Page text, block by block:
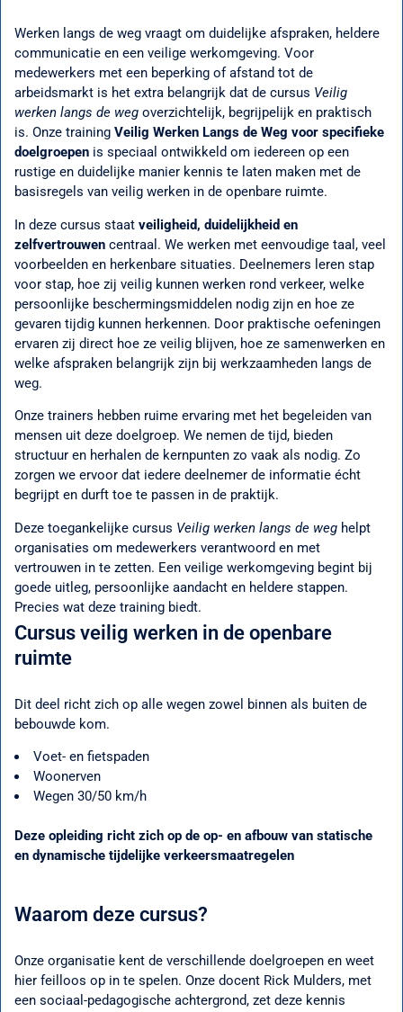
Werken langs de weg vraagt om duidelijke afspraken, heldere
communicatie en een veilige werkomgeving. Voor
medewerkers met een beperking of afstand tot de
arbeidsmarkt is het extra belangrijk dat de cursus Veilig
werken langs de weg overzichtelijk, begrijpelijk en praktisch
is. Onze training Veilig Werken Langs de Weg voor specifieke
doelgroepen is speciaal ontwikkeld om iedereen op een
rustige en duidelijke manier kennis te laten maken met de
basisregels van veilig werken in de openbare ruimte.
In deze cursus staat veiligheid, duidelijkheid en
zelfvertrouwen centraal. We werken met eenvoudige taal, veel
voorbeelden en herkenbare situaties. Deelnemers leren stap
voor stap, hoe zij veilig kunnen werken rond verkeer, welke
persoonlijke beschermingsmiddelen nodig zijn en hoe ze
gevaren tijdig kunnen herkennen. Door praktische oefeningen
ervaren zij direct hoe ze veilig blijven, hoe ze samenwerken en
welke afspraken belangrijk zijn bij werkzaamheden langs de
weg.
Onze trainers hebben ruime ervaring met het begeleiden van
mensen uit deze doelgroep. We nemen de tijd, bieden
structuur en herhalen de kernpunten zo vaak als nodig. Zo
zorgen we ervoor dat iedere deelnemer de informatie écht
begrijpt en durft toe te passen in de praktijk.
Deze toegankelijke cursus Veilig werken langs de weg helpt
organisaties om medewerkers verantwoord en met
vertrouwen in te zetten. Een veilige werkomgeving begint bij
goede uitleg, persoonlijke aandacht en heldere stappen.
Precies wat deze training biedt.
Cursus veilig werken in de openbare
ruimte
Dit deel richt zich op alle wegen zowel binnen als buiten de
bebouwde kom.
Voet- en fietspaden
Woonerven
Wegen 30/50 km/h
Deze opleiding richt zich op de op- en afbouw van statische
en dynamische tijdelijke verkeersmaatregelen
Waarom deze cursus?
Onze organisatie kent de verschillende doelgroepen en weet
hier feilloos op in te spelen. Onze docent Rick Mulders, met
een sociaal-pedagogische achtergrond, zet deze kennis